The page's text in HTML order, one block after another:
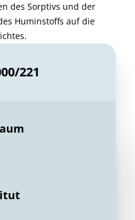
des Sorptivs und der
Huminstoffs auf die
221